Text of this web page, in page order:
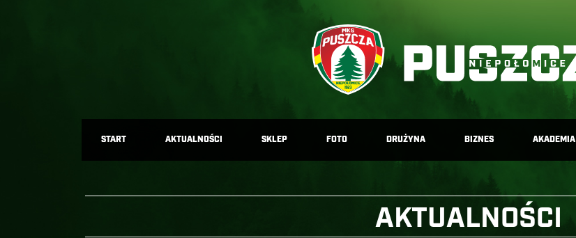
START AKTUALNOŚCI SKLEP FOTO DRUŻYNA BIZNES AKADEMIA
AKTUALNOŚCI